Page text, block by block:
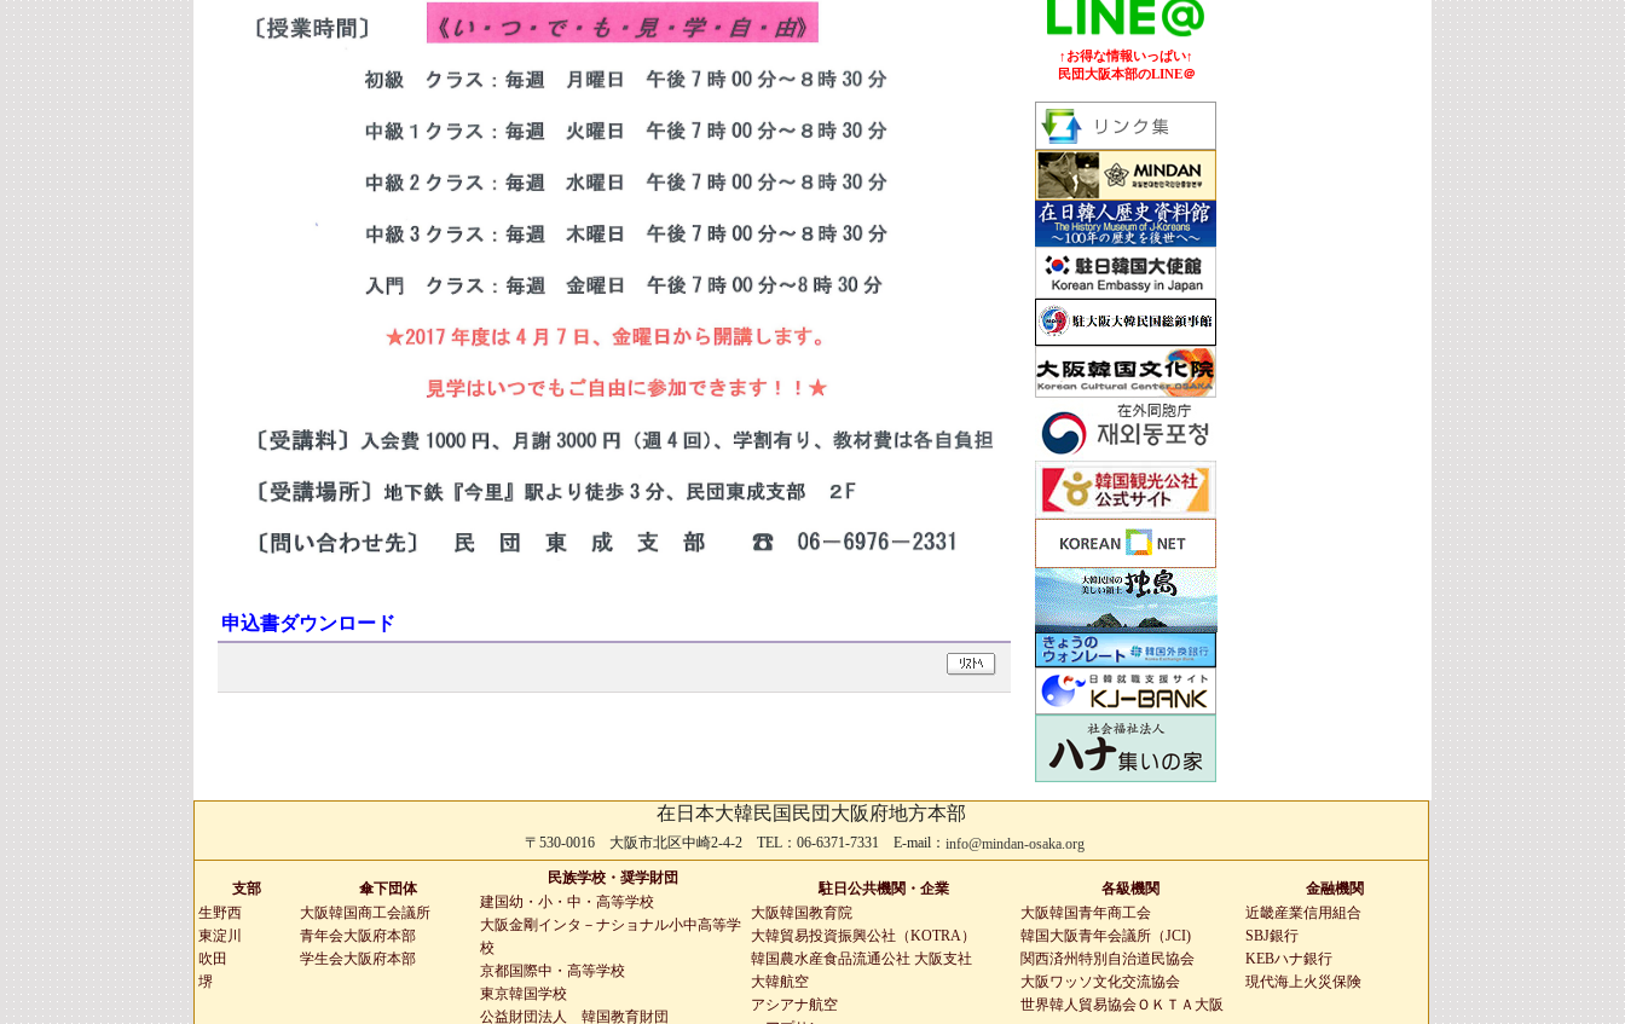
申込書ダウンロード
↑お得な情報いっぱい↑
民団大阪本部のLINE＠
在日本大韓民国民団大阪府地方本部
〒530-0016 大阪市北区中崎2-4-2 TEL：06-6371-7331 E-mail： info@mindan-osaka.org
支部
生野西
東淀川
吹田
堺
傘下団体
大阪韓国商工会議所
青年会大阪府本部
学生会大阪府本部
民族学校・奨学財団
建国幼・小・中・高等学校
大阪金剛インタ－ナショナル小中高等学
校
京都国際中・高等学校
東京韓国学校
公益財団法人 韓国教育財団
駐日公共機関・企業
大阪韓国教育院
大韓貿易投資振興公社（KOTRA）
韓国農水産食品流通公社 大阪支社
大韓航空
アシアナ航空
各級機関
大阪韓国青年商工会
韓国大阪青年会議所（JCI)
関西済州特別自治道民協会
大阪ワッソ文化交流協会
世界韓人貿易協会ＯＫＴＡ大阪
金融機関
近畿産業信用組合
SBJ銀行
KEBハナ銀行
現代海上火災保険